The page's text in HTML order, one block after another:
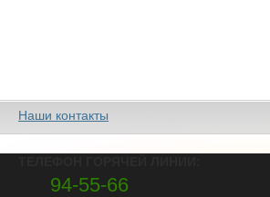
Наши контакты
94-55-66